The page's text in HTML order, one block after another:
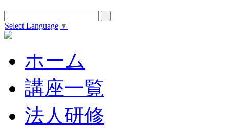
Select Language ▼
ホーム
講座一覧
法人研修